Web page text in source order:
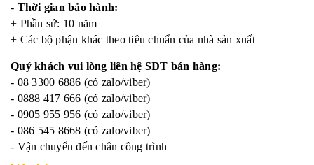
- Thời gian bảo hành:
+ Phần sứ: 10 năm
+ Các bộ phận khác theo tiêu chuẩn của nhà sản xuất
Quý khách vui lòng liên hệ SĐT bán hàng:
- 08 3300 6886 (có zalo/viber)
- 0888 417 666 (có zalo/viber)
- 0905 955 956 (có zalo/viber)
- 086 545 8668 (có zalo/viber)
- Vận chuyển đến chân công trình